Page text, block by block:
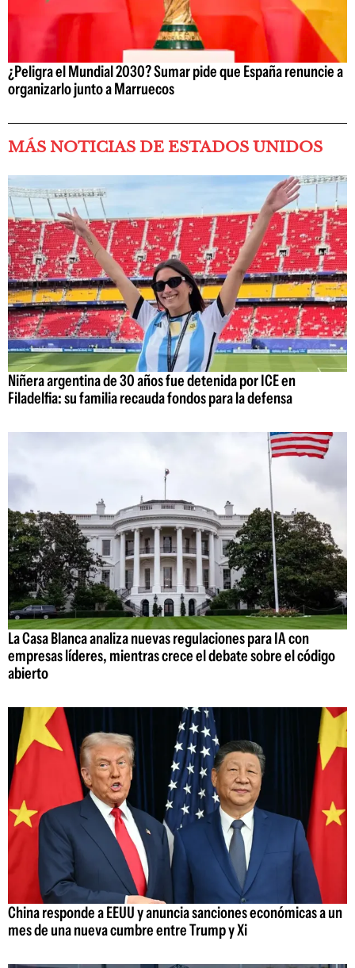
¿Peligra el Mundial 2030? Sumar pide que España renuncie a
organizarlo junto a Marruecos
MÁS NOTICIAS DE ESTADOS UNIDOS
Niñera argentina de 30 años fue detenida por ICE en
Filadelfia: su familia recauda fondos para la defensa
La Casa Blanca analiza nuevas regulaciones para IA con
empresas líderes, mientras crece el debate sobre el código
abierto
China responde a EEUU y anuncia sanciones económicas a un
mes de una nueva cumbre entre Trump y Xi